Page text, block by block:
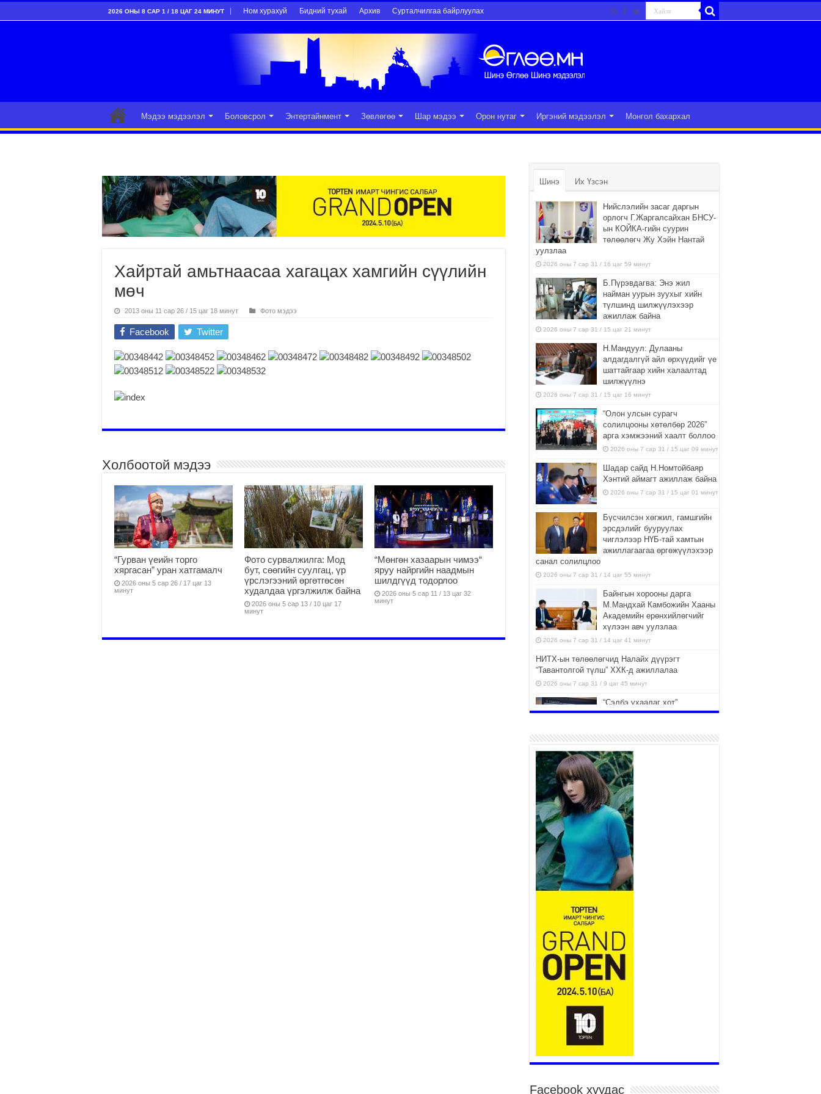
2026 ОНЫ 8 САР 1 / 18 ЦАГ 24 МИНУТ Ном хурахуй Бидний тухай Архив Сурталчилгаа байрлуулах
Мэдээ мэдээлэл Боловсрол Энтертайнмент Зөвлөгөө Шар мэдээ Орон нутаг Иргэний мэдээлэл Монгол бахархал
Хайртай амьтнаасаа хагацах хамгийн сүүлийн
мөч
2013 оны 11 сар 26 / 15 цаг 18 минут Фото мэдээ
Facebook Twitter
Холбоотой мэдээ
“Гурван үеийн торго
хяргасан” уран хатгамалч
2026 оны 5 сар 26 / 17 цаг 13
минут
Фото сурвалжилга: Мод
бут, сөөгийн суулгац, үр
үрслэгээний өргөтгөсөн
худалдаа үргэлжилж байна
2026 оны 5 сар 13 / 10 цаг 17
минут
“Мөнгөн хазаарын чимээ“
яруу найргийн наадмын
шилдгүүд тодорлоо
2026 оны 5 сар 11 / 13 цаг 32
минут
Шинэ Их Үзсэн
Нийслэлийн засаг даргын
орлогч Г.Жаргалсайхан БНСУ-
ын КОЙКА-гийн суурин
төлөөлөгч Жу Хэйн Нантай
уулзлаа
2026 оны 7 сар 31 / 16 цаг 59 минут
Б.Пүрэвдагва: Энэ жил
найман уурын зуухыг хийн
түлшинд шилжүүлэхээр
ажиллаж байна
2026 оны 7 сар 31 / 15 цаг 21 минут
Н.Мандуул: Дулааны
алдагдалгүй айл өрхүүдийг үе
шаттайгаар хийн халаалтад
шилжүүлнэ
2026 оны 7 сар 31 / 15 цаг 16 минут
“Олон улсын сурагч
солилцооны хөтөлбөр 2026”
арга хэмжээний хаалт боллоо
2026 оны 7 сар 31 / 15 цаг 09 минут
Шадар сайд Н.Номтойбаяр
Хэнтий аймагт ажиллаж байна
2026 оны 7 сар 31 / 15 цаг 01 минут
Бүсчилсэн хөгжил, гамшгийн
эрсдэлийг бууруулах
чиглэлээр НҮБ-тай хамтын
ажиллагаагаа өргөжүүлэхээр
санал солилцлоо
2026 оны 7 сар 31 / 14 цаг 55 минут
Байнгын хорооны дарга
М.Мандхай Камбожийн Хааны
Академийн ерөнхийлөгчийг
хүлээн авч уулзлаа
2026 оны 7 сар 31 / 14 цаг 41 минут
НИТХ-ын төлөөлөгчид Налайх дүүрэгт
“Тавантолгой түлш” ХХК-д ажиллалаа
2026 оны 7 сар 31 / 9 цаг 45 минут
“Сэлбэ ухаалаг хот”
ашиглалтад орсноор
сууцны хангамжийн жилийн
2026 оны 7 сар 31 / 9 цаг 23 минут
Г.Жаргалсайхан: Энэ өвөл 400-
430 мянган тонн шахмал түлш
хэрэглэнэ
2026 оны 7 сар 30 / 15 цаг 35 минут
Нийслэлийн засаг даргын
нэгдүгээр орлогч Б.Мөнхбат
Денвер хот дахь Монгол
улсын өргөмжит консул
Ж.Вагенландертай уулзлаа
2026 оны 7 сар 30 / 15 цаг 30 минут
Нийслэл, дүүргийн шуурхай штабууд хүч,
хэрэгслийн бэлэн байдлыг ханган ажиллаж
байна
2026 оны 7 сар 30 / 15 цаг 24 минут
Бүгд Найрамдах Киргиз Улстай худалдаа,
тээвэр, логистикийн хамтын ажиллагааг
өргөжүүлнэ
2026 оны 7 сар 30 / 15 цаг 19 минут
Шадар сайд Н.Номтойбаяр яамдын Төрийн
нарийн бичгийн дарга нартай шуурхай
ногдуулахгүй байх эрх зүйн орчныг бүрдүүллээ
Facebook хуудас